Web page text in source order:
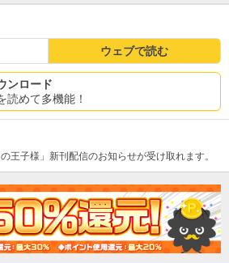
ウェブで読む
ンロード
読めて多機能！
王子様」新刊配信のお知らせが受け取れます。